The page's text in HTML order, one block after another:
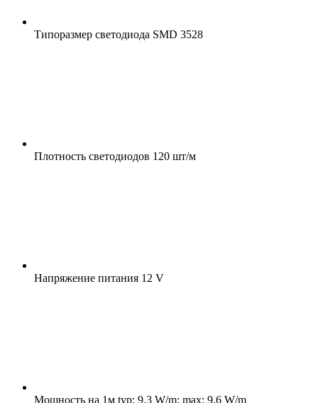
Типоразмер светодиода SMD 3528
Плотность светодиодов 120 шт/м
Напряжение питания 12 V
Мощность на 1м typ: 9.3 W/m; max: 9.6 W/m